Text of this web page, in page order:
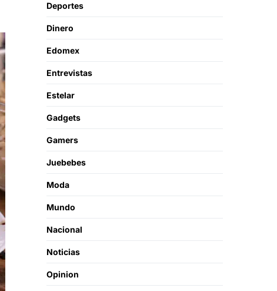
Deportes
Dinero
Edomex
Entrevistas
Estelar
Gadgets
Gamers
Juebebes
Moda
Mundo
Nacional
Noticias
Opinion